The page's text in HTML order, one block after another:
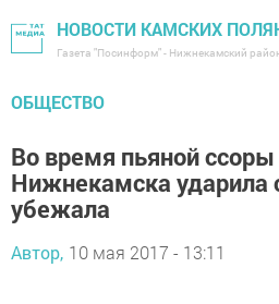
НОВОСТИ КАМСКИХ
Газета "Посинформ" - Нижнекамский
ОБЩЕСТВО
Во время пьяной
Нижнекамска ударила
убежала
Автор, 10 мая 2017 - 13:11